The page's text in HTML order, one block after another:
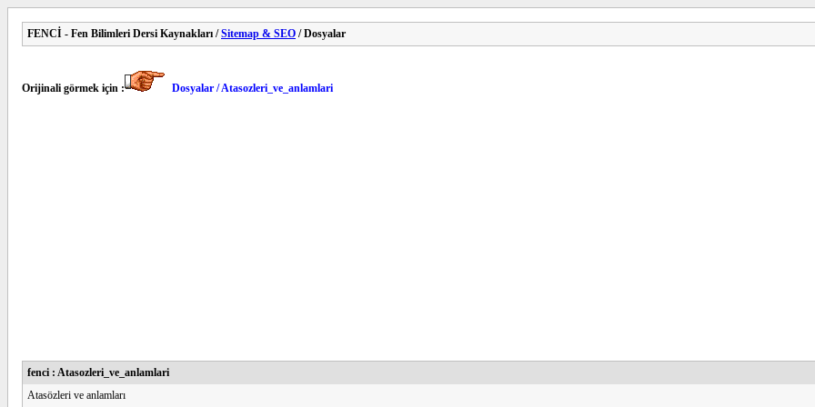
FENCİ - Fen Bilimleri Dersi Kaynakları /Sitemap & SEO / Dosyalar
Orijinali görmek için : Dosyalar / Atasozleri_ve_anlamlari
fenci : Atasozleri_ve_anlamlari
Atasözleri ve anlamları